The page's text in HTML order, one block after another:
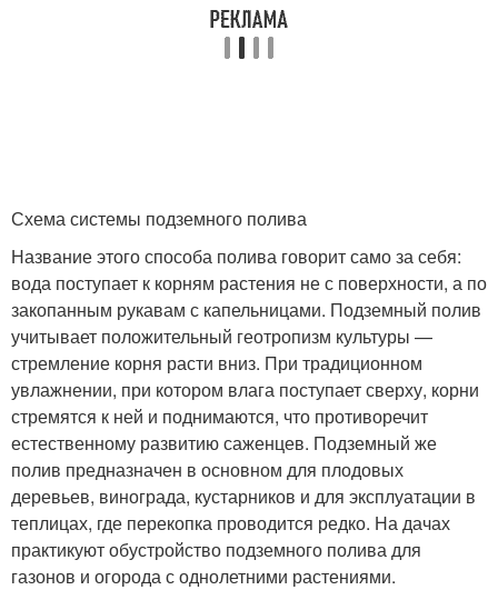
Схема системы подземного полива
Название этого способа полива говорит само за себя:
вода поступает к корням растения не с поверхности, а по
закопанным рукавам с капельницами. Подземный полив
учитывает положительный геотропизм культуры —
стремление корня расти вниз. При традиционном
увлажнении, при котором влага поступает сверху, корни
стремятся к ней и поднимаются, что противоречит
естественному развитию саженцев. Подземный же
полив предназначен в основном для плодовых
деревьев, винограда, кустарников и для эксплуатации в
теплицах, где перекопка проводится редко. На дачах
практикуют обустройство подземного полива для
газонов и огорода с однолетними растениями.